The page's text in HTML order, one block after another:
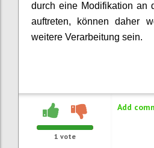
durch eine Modifikation an
auftreten, können daher
weitere Verarbeitung sein.
1 vote
Add